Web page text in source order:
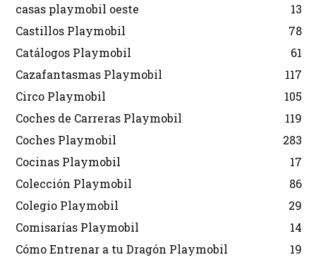
casas playmobil oeste
13
Castillos Playmobil
78
Catálogos Playmobil
61
Cazafantasmas Playmobil
117
Circo Playmobil
105
Coches de Carreras Playmobil
119
Coches Playmobil
283
Cocinas Playmobil
17
Colección Playmobil
86
Colegio Playmobil
29
Comisarías Playmobil
14
Cómo Entrenar a tu Dragón Playmobil
19